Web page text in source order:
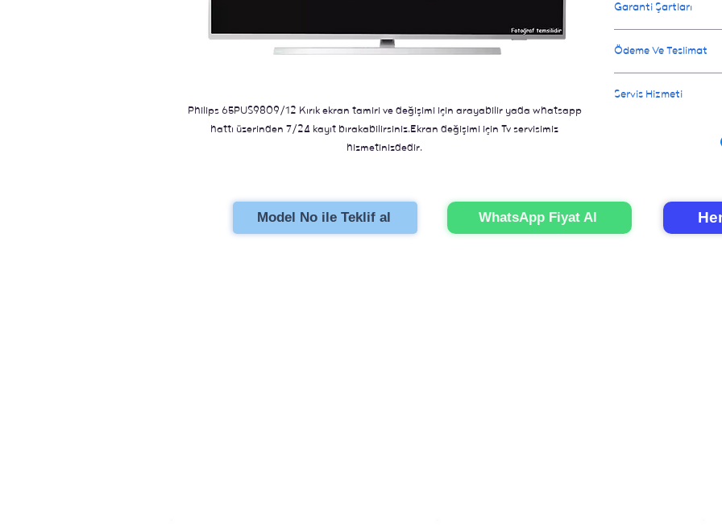
Philips 65PUS9809/12 Kırık ekran tamiri ve değişimi için arayabilir yada whatsapp
hattı üzerinden 7/24 kayıt bırakabilirsiniz.Ekran değişimi için Tv servisimiz
hizmetinizdedir.
değiştirildiğin de
televizyon gibi olur.
için 3 iş günüdür.
Garanti Şartları
Ay garanti verilir.
Ödeme Ve Teslimat
İl dışı gönderimler
Servis Hizmeti
için bizi aramanız
Model No ile Teklif al WhatsApp Fiyat Al